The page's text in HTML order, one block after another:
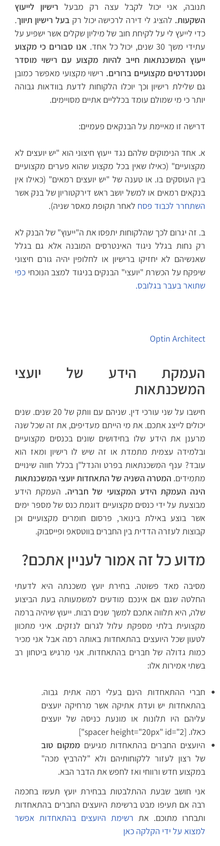
תנובה, אני יכול לקבל עצה רק מבעל רישיון לייעוץ
השקעות. להציג לי דירה לרכישה יכול רק בעל רישיון תיווך.
כדי לייעץ לי על לקיחת חוב של מיליון שקלים אשר ישפיע על
עתידי משך 30 שנים, יכול כל אחד.
אנו סבורים כי מקצוע
ייעוץ המשכנתאות חייב להיות מקצוע עם רישוי מוסדר
וסטנדרטים מקצועיים ברורים. רישוי מקצועי מאפשר כמובן
גם שלילת רישיון וכך יוכלו הלקוחות לדעת בוודאות גבוהה
יותר כי מי שמולם עומד בכלליים אתיים מסויימים.
דרישה זו מאיימת על הבנקאים פעמיים:
א. אחד הנימוקים שלהם נגד ייעוץ חיצוני הוא "יש יועצים לא
מקצועיים" (כאילו שאין בכל מקצוע שהוא פערים מקצועיים
בין העוסקים בו. או טענה של "יש יועצים רמאים" (כאילו אין
בנקאים רמאים או למשל יושב ראש דירקטוריון של בנק אשר
השתחרר לכבוד פסח לאחר תקופת מאסר שניה).
ב. זה יגרום לכך שהלקוחות יתפסו את ה"ייעוץ" של הבנק לא
רק נחות בגלל ניגוד האינטרסים המובנה אלא גם בגלל
שאנשיהם לא יחזיקו ברישיון או לחלופין יהיה גורם חיצוני
שיפקח על הכשרת "יועצי" הבנקים בניגוד למצב הנוכחי כפי
שתואר בעבר בגלובס.
Optin Architect
העמקת הידע של יועצי
המשכנתאות
חישבו על שני עורכי דין. שניהם עם וותק של 20 שנים. שנים
יכולים לייצג אתכם. את מי הייתם מעדיפים, את זה שכל שנה
מרענן את הידע שלו בחידושים שונים בכנסים מקצועיים
ובלמידה עצמית מתמדת או זה שיש לו רישיון ומאז הוא
עובד? ענף המשכנתאות בפרט והנדל"ן בכלל חווה שינויים
מתמידים. המטרה השניה של התאחדות יועצי המשכנתאות
הינה העמקת הידע המקצועי של חבריה. העמקת הידע
מבוצעת על ידי כנסים מקצועיים דוגמת כנס של מספר ימים
אשר בוצע באילת בינואר, פרסום חומרים מקצועיים וכן
קבוצות לעזרה הדדית בין החברים בווטסאפ ופייסבוק.
מדוע כל זה אמור לעניין אתכם?
מסיבה מאד פשוטה. בחירת יועץ משכנתה היא לדעתי
החלטה שגם אם אינכם מודעים למשמעותה בעת הביצוע
שלה, היא תלווה אתכם למשך שנים רבות. ייעוץ שיהיה ברמה
מקצועית בלתי מספקת עלול לגרום לנזקים. איני מתכוון
לטעון שכל היועצים בהתאחדות באותה רמה אבל אני מכיר
כמות גדולה של חברים בהתאחדות. אני מרגיש ביטחון רב
בשתי אמירות אלו:
חברי ההתאחדות הינם בעלי רמה אתית גבוה.
בהתאחדות יש ועדת אתיקה אשר מרחיקה יועצים
עליהם היו תלונות או מונעת כניסה של יועצים
כאלו. [spacer height="20px" id="2"]
היועצים החברים בהתאחדות מגיעיםממקום טוב
של רצון לעזור ללקוחותיהם ולא "להרביץ מכה"
במקצוע חדש ורווחי ואז לחפש את הדבר הבא.
אני חושב שבעת ההתלבטות בבחירת יועץ תעשו בחכמה
רבה אם תעיפו מבט ברשימת היועצים החברים בהתאחדות
ותבחרו מתוכם. את רשימת היועצים בהתאחדות אפשר
למצוא על ידי הקלקה כאן